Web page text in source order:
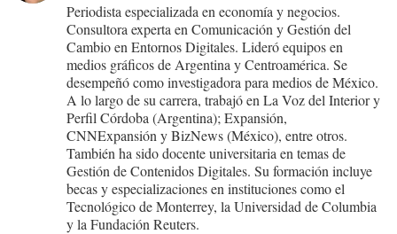
Periodista especializada en economía y negocios.
Consultora experta en Comunicación y Gestión del
Cambio en Entornos Digitales. Lideró equipos en
medios gráficos de Argentina y Centroamérica. Se
desempeñó como investigadora para medios de México.
A lo largo de su carrera, trabajó en La Voz del Interior y
Perfil Córdoba (Argentina); Expansión,
CNNExpansión y BizNews (México), entre otros.
También ha sido docente universitaria en temas de
Gestión de Contenidos Digitales. Su formación incluye
becas y especializaciones en instituciones como el
Tecnológico de Monterrey, la Universidad de Columbia
y la Fundación Reuters.